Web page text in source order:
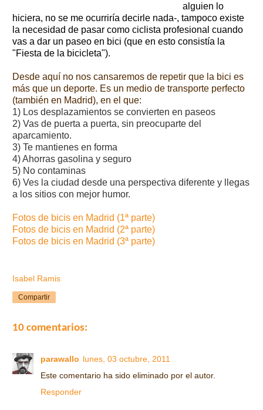
alguien lo
hiciera, no se me ocurriría decirle nada-, tampoco existe
la necesidad de pasar como ciclista profesional cuando
vas a dar un paseo en bici (que en esto consistía la
"Fiesta de la bicicleta").
Desde aquí no nos cansaremos de repetir que la bici es
más que un deporte. Es un medio de transporte perfecto
(también en Madrid), en el que:
1) Los desplazamientos se convierten en paseos
2) Vas de puerta a puerta, sin preocuparte del
aparcamiento.
3) Te mantienes en forma
4) Ahorras gasolina y seguro
5) No contaminas
6) Ves la ciudad desde una perspectiva diferente y llegas
a los sitios con mejor humor.
Fotos de bicis en Madrid (1ª parte)
Fotos de bicis en Madrid (2ª parte)
Fotos de bicis en Madrid (3ª parte)
Isabel Ramis
Compartir
10 comentarios:
parawallo lunes, 03 octubre, 2011
Este comentario ha sido eliminado por el autor.
Responder